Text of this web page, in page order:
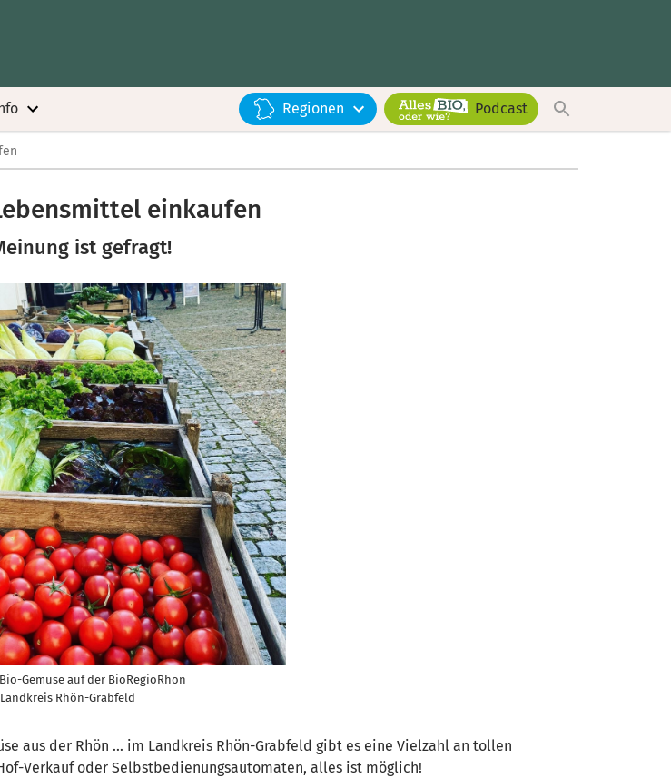
Regionen Podcast
einkaufen
ist gefragt!
Gemüse auf der BioRegioRhön
Rhön-Grabfeld
aus der Rhön … im Landkreis Rhön-Grabfeld gibt es eine Vielzahl an tollen
Verkauf oder Selbstbedienungsautomaten, alles ist möglich!